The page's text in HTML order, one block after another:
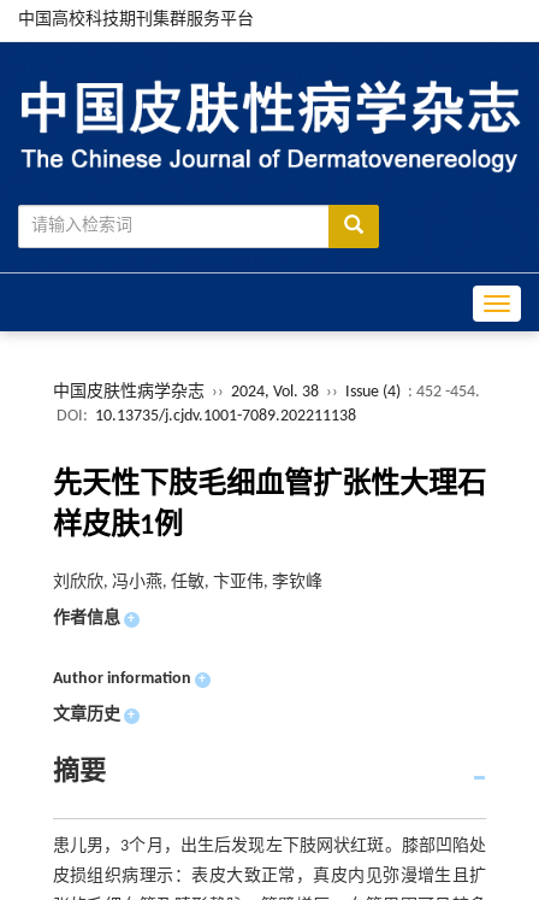
中国高校科技期刊集群服务平台
中国皮肤性病学杂志 ›› 2024, Vol. 38 ›› Issue (4) : 452 -454.
DOI: 10.13735/j.cjdv.1001-7089.202211138
先天性下肢毛细血管扩张性大理石
样皮肤1例
刘欣欣, 冯小燕, 任敏, 卞亚伟, 李钦峰
作者信息 +
Author information +
文章历史 +
摘要
患儿男，3个月，出生后发现左下肢网状红斑。膝部凹陷处
皮损组织病理示：表皮大致正常，真皮内见弥漫增生且扩